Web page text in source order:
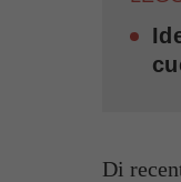
Di